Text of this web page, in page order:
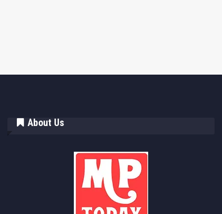
About Us